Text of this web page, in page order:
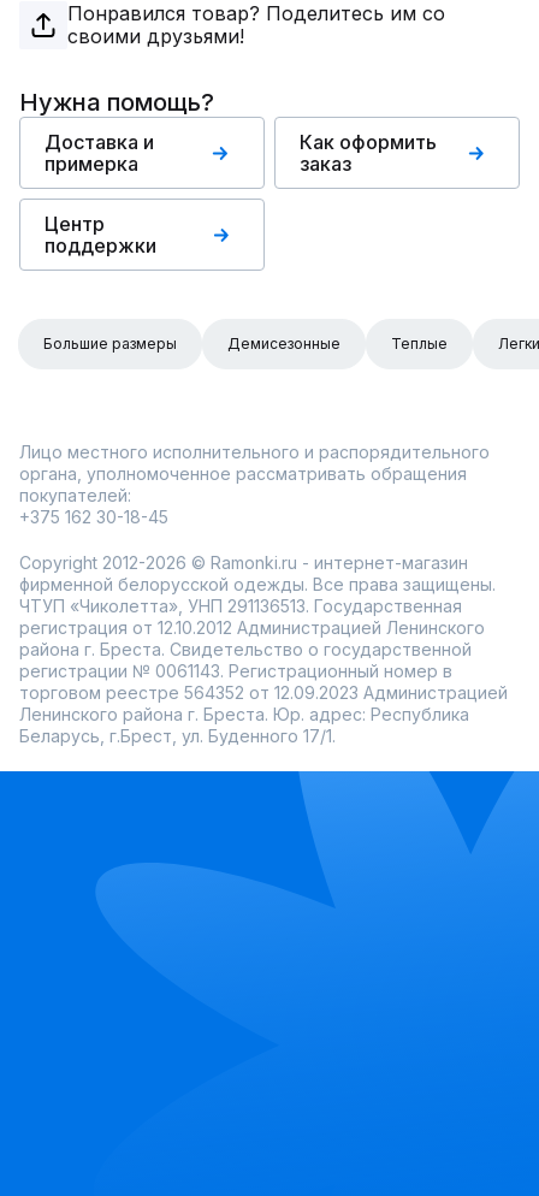
Понравился товар? Поделитесь им со
своими друзьями!
Нужна помощь?
Доставка и
примерка
Как оформить
заказ
Центр
поддержки
Большие размеры Демисезонные Теплые
Лицо местного исполнительного и распорядительного
органа, уполномоченное рассматривать обращения
покупателей:
+375 162 30-18-45
Copyright 2012-2026 © Ramonki.ru - интернет-магазин
фирменной белорусской одежды. Все права защищены.
ЧТУП «Чиколетта», УНП 291136513. Государственная
регистрация от 12.10.2012 Администрацией Ленинского
района г. Бреста. Свидетельство о государственной
регистрации № 0061143. Регистрационный номер в
торговом реестре 564352 от 12.09.2023 Администрацией
Ленинского района г. Бреста. Юр. адрес: Республика
Беларусь, г.Брест, ул. Буденного 17/1.